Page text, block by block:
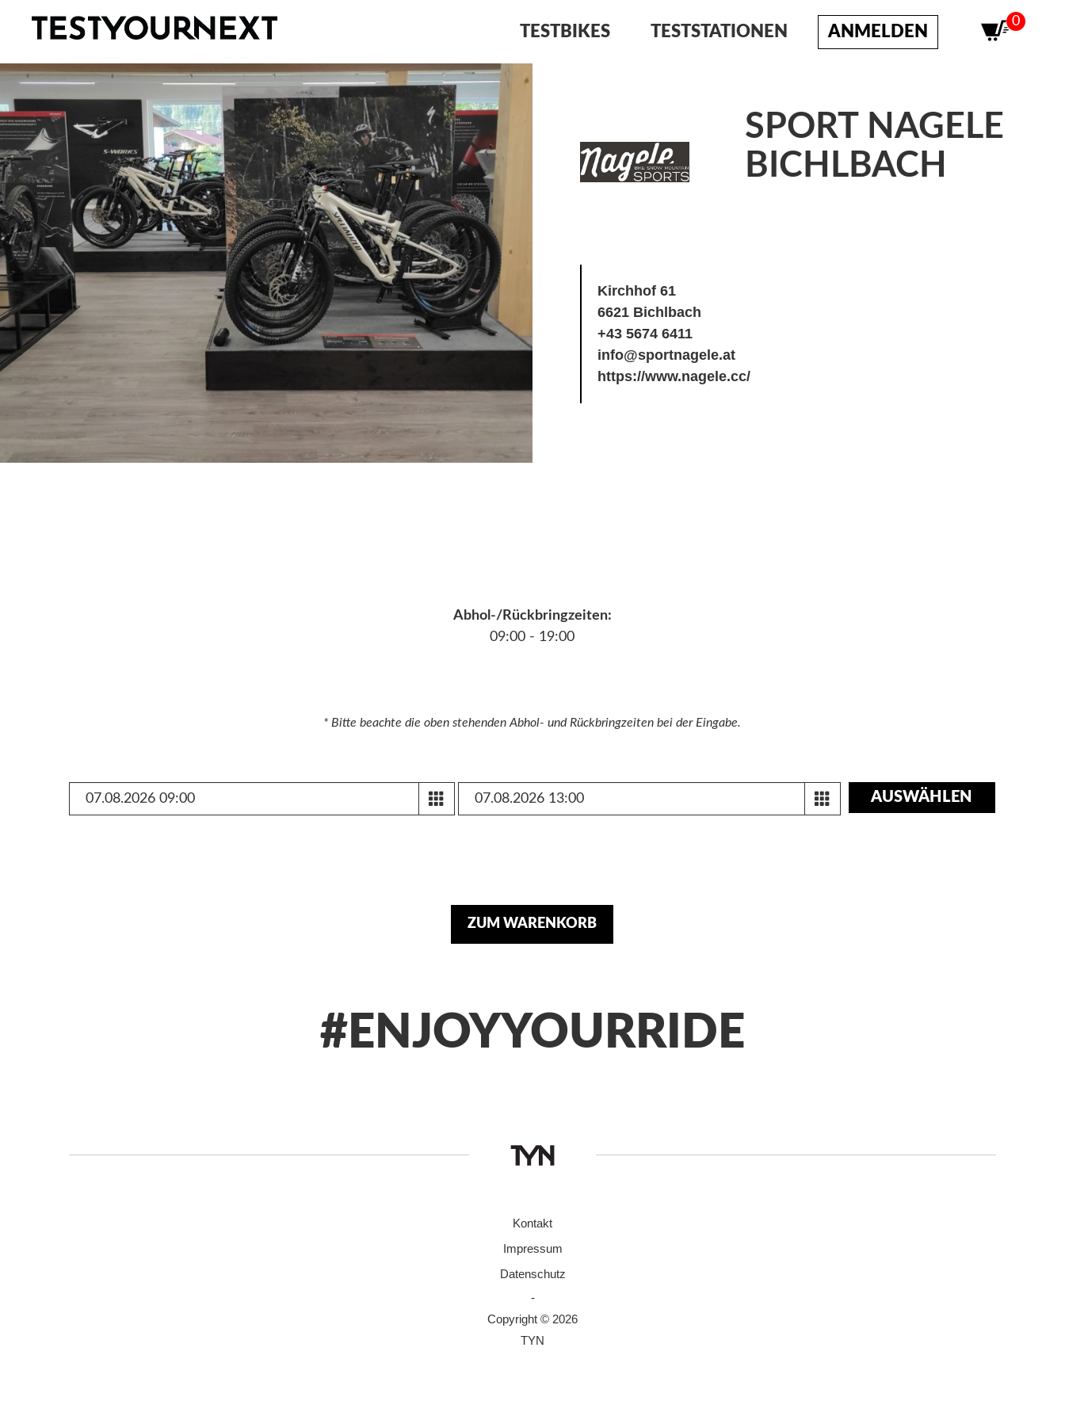
TESTBIKES TESTSTATIONEN ANMELDEN
0
SPORT NAGELE
BICHLBACH
Kirchhof 61
6621 Bichlbach
+43 5674 6411
info@sportnagele.at
https://www.nagele.cc/
Abhol-/Rückbringzeiten:
09:00 - 19:00
* Bitte beachte die oben stehenden Abhol- und Rückbringzeiten bei der Eingabe.
AUSWÄHLEN
ZUM WARENKORB
#ENJOYYOURRIDE
Kontakt
Impressum
Datenschutz
-
Copyright © 2026
TYN